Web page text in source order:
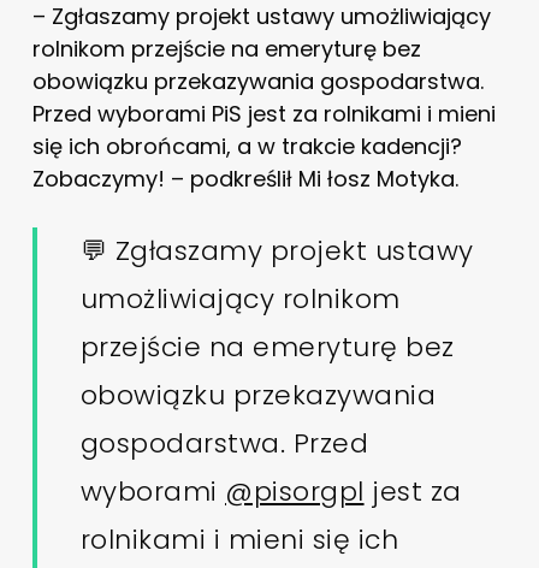
– Zgłaszamy projekt ustawy umożliwiający
rolnikom przejście na emeryturę bez
obowiązku przekazywania gospodarstwa.
Przed wyborami PiS jest za rolnikami i mieni
się ich obrońcami, a w trakcie kadencji?
Zobaczymy! – podkreślił Mi łosz Motyka.
💬 Zgłaszamy projekt ustawy
umożliwiający rolnikom
przejście na emeryturę bez
obowiązku przekazywania
gospodarstwa. Przed
wyborami @pisorgpl jest za
rolnikami i mieni się ich